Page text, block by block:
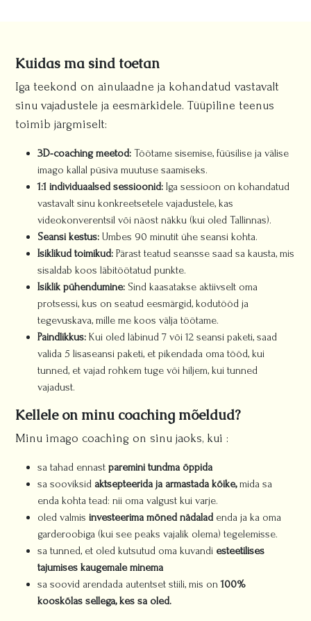
Kuidas ma sind toetan
Iga teekond on ainulaadne ja kohandatud vastavalt
sinu vajadustele ja eesmärkidele. Tüüpiline teenus
toimib järgmiselt:
3D-coaching meetod: Töötame sisemise, füüsilise ja välise
imago kallal püsiva muutuse saamiseks.
1:1 individuaalsed sessioonid: Iga sessioon on kohandatud
vastavalt sinu konkreetsetele vajadustele, kas
videokonverentsil või näost näkku (kui oled Tallinnas).
Seansi kestus: Umbes 90 minutit ühe seansi kohta.
Isiklikud toimikud: Pärast teatud seansse saad sa kausta, mis
sisaldab koos läbitöötatud punkte.
Isiklik pühendumine: Sind kaasatakse aktiivselt oma
protsessi, kus on seatud eesmärgid, kodutööd ja
tegevuskava, mille me koos välja töötame.
Paindlikkus: Kui oled läbinud 7 või 12 seansi paketi, saad
valida 5 lisaseansi paketi, et pikendada oma tööd, kui
tunned, et vajad rohkem tuge või hiljem, kui tunned
vajadust.
Kellele on minu coaching mõeldud?
Minu imago coaching on sinu jaoks, kui :
sa tahad ennastparemini tundma õppida
sa sooviksid aktsepteerida ja armastada kõike,mida sa
enda kohta tead: nii oma valgust kui varje.
oled valmisinvesteerima mõned nädalad enda ja ka oma
garderoobiga (kui see peaks vajalik olema) tegelemisse.
sa tunned, et oled kutsutud oma kuvandi esteetilises
tajumises kaugemale minema
sa soovid arendada autentset stiili, mis on100%
kooskõlas sellega, kes sa oled.